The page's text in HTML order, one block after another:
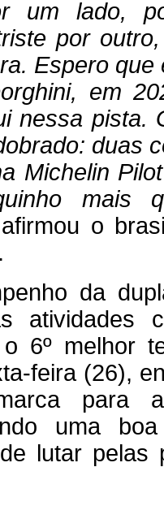
um lado,
por
Espero
em
nessa pista.
duas
Michelin
mais
o
da
atividades
o 6º melhor
feira (26),
para
uma
lutar pelas